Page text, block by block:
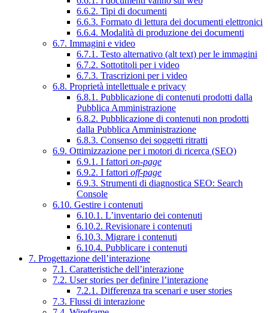
6.6.2. Tipi di documenti
6.6.3. Formato di lettura dei documenti elettronici
6.6.4. Modalità di produzione dei documenti
6.7. Immagini e video
6.7.1. Testo alternativo (alt text) per le immagini
6.7.2. Sottotitoli per i video
6.7.3. Trascrizioni per i video
6.8. Proprietà intellettuale e privacy
6.8.1. Pubblicazione di contenuti prodotti dalla
Pubblica Amministrazione
6.8.2. Pubblicazione di contenuti non prodotti
dalla Pubblica Amministrazione
6.8.3. Consenso dei soggetti ritratti
6.9. Ottimizzazione per i motori di ricerca (SEO)
6.9.1. I fattori on-page
6.9.2. I fattori off-page
6.9.3. Strumenti di diagnostica SEO: Search
Console
6.10. Gestire i contenuti
6.10.1. L’inventario dei contenuti
6.10.2. Revisionare i contenuti
6.10.3. Migrare i contenuti
6.10.4. Pubblicare i contenuti
7. Progettazione dell’interazione
7.1. Caratteristiche dell’interazione
7.2. User stories per definire l’interazione
7.2.1. Differenza tra scenari e user stories
7.3. Flussi di interazione